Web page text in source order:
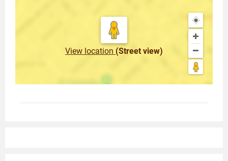
View location (Street view)